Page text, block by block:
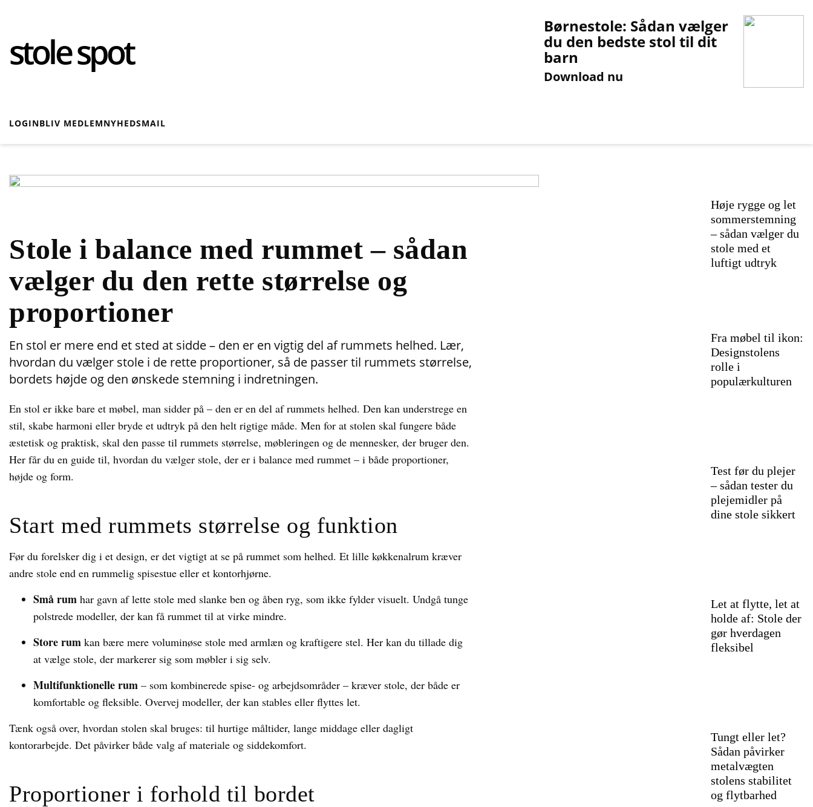
stole spot
Børnestole: Sådan vælger
du den bedste stol til dit
barn
Download nu
LOGINBLIV MEDLEMNYHEDSMAIL
Stole i balance med rummet – sådan
vælger du den rette størrelse og
proportioner
En stol er mere end et sted at sidde – den er en vigtig del af rummets helhed. Lær,
hvordan du vælger stole i de rette proportioner, så de passer til rummets størrelse,
bordets højde og den ønskede stemning i indretningen.
En stol er ikke bare et møbel, man sidder på – den er en del af rummets helhed. Den kan understrege en
stil, skabe harmoni eller bryde et udtryk på den helt rigtige måde. Men for at stolen skal fungere både
æstetisk og praktisk, skal den passe til rummets størrelse, møbleringen og de mennesker, der bruger den.
Her får du en guide til, hvordan du vælger stole, der er i balance med rummet – i både proportioner,
højde og form.
Start med rummets størrelse og funktion
Før du forelsker dig i et design, er det vigtigt at se på rummet som helhed. Et lille køkkenalrum kræver
andre stole end en rummelig spisestue eller et kontorhjørne.
Små rum har gavn af lette stole med slanke ben og åben ryg, som ikke fylder visuelt. Undgå tunge
polstrede modeller, der kan få rummet til at virke mindre.
Store rum kan bære mere voluminøse stole med armlæn og kraftigere stel. Her kan du tillade dig
at vælge stole, der markerer sig som møbler i sig selv.
Multifunktionelle rum – som kombinerede spise- og arbejdsområder – kræver stole, der både er
komfortable og fleksible. Overvej modeller, der kan stables eller flyttes let.
Tænk også over, hvordan stolen skal bruges: til hurtige måltider, lange middage eller dagligt
kontorarbejde. Det påvirker både valg af materiale og siddekomfort.
Proportioner i forhold til bordet
Høje rygge og let
sommerstemning
– sådan vælger du
stole med et
luftigt udtryk
Fra møbel til ikon:
Designstolens
rolle i
populærkulturen
Test før du plejer
– sådan tester du
plejemidler på
dine stole sikkert
Let at flytte, let at
holde af: Stole der
gør hverdagen
fleksibel
Tungt eller let?
Sådan påvirker
metalvægten
stolens stabilitet
og flytbarhed